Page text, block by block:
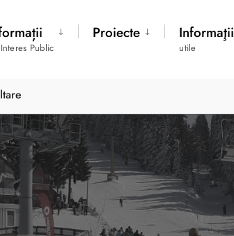
Public
Proiecte Informaţii
utile